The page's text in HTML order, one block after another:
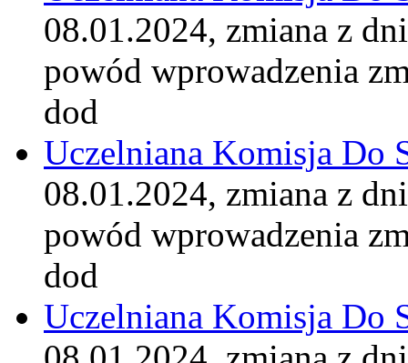
08.01.2024, zmiana z
powód wprowadzenia
dod
Uczelniana Komisja Do
08.01.2024, zmiana z
powód wprowadzenia
dod
Uczelniana Komisja Do